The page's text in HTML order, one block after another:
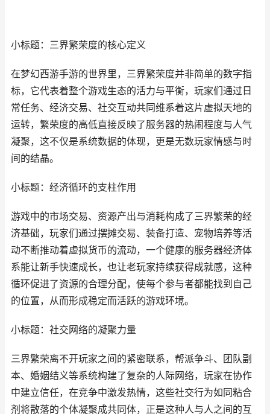
小标题：三界繁荣度的核心定义
在梦幻西游手游的世界里，三界繁荣度并非简单的数字指
标，它代表着整个游戏生态的活力与平衡，玩家们通过日
常任务、经济交易、社交互动共同维系着这片虚拟天地的
运转，繁荣度的高低直接反映了服务器的热闹程度与人气
凝聚，这不仅是系统数据的体现，更是无数玩家情感与时
间的结晶。
小标题：经济循环的支柱作用
游戏中的市场交易、资源产出与消耗构成了三界繁荣的经
济基础，玩家们通过摆摊交易、装备打造、宠物培养等活
动不断推动着虚拟货币的流动，一个健康的服务器经济体
系能让新手快速成长，也让老玩家持续获得成就感，这种
循环促进了资源的合理分配，使每个参与者都能找到自己
的位置，从而形成稳定而活跃的游戏环境。
小标题：社交网络的凝聚力量
三界繁荣离不开玩家之间的紧密联系，帮派争斗、团队副
本、婚姻结义等系统构建了复杂的人际网络，玩家在协作
中建立信任，在竞争中激发热情，这些社交行为如同粘合
剂将散落的个体凝聚成共同体，正是这种人与人之间的互